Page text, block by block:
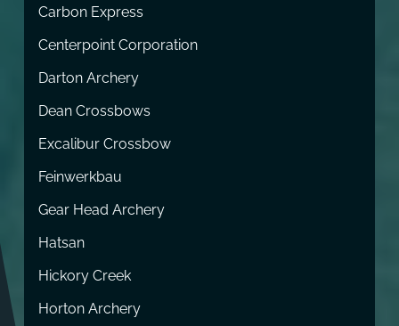
Carbon Express
Centerpoint Corporation
Darton Archery
Dean Crossbows
Excalibur Crossbow
Feinwerkbau
Gear Head Archery
Hatsan
Hickory Creek
Horton Archery